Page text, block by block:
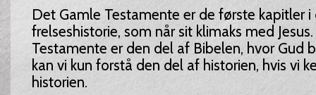
Det Gamle Testamente er de første kapitler i
frelseshistorie, som når sit klimaks med
Testamente er den del af Bibelen, hvor Gud
kan vi kun forstå den del af historien, hvis vi
historien.